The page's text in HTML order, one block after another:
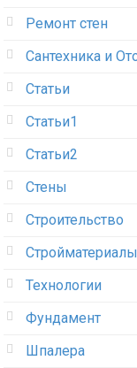
Ремонт стен
Сантехника и
Статьи
Статьи1
Статьи2
Стены
Строительство
Стройматериалы
Технологии
Фундамент
Шпалера